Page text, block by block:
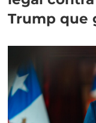
Trump que